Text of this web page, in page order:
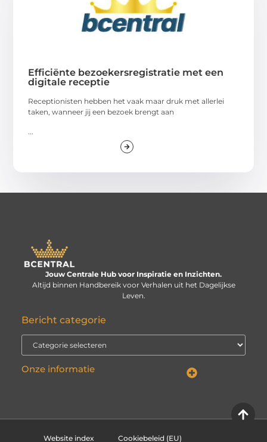
Efficiënte bezoekersregistratie met een
digitale receptie
Receptionisten hebben het vaak maar druk met allerlei
taken, wanneer jij een bezoek brengt aan
Jouw Centrale Hub voor Inspiratie en Inzichten.
Altijd binnen Handbereik voor Verhalen uit het Dagelijkse
Leven.
Bericht categorie
Onze informatie
Website index Cookiebeleid (EU)